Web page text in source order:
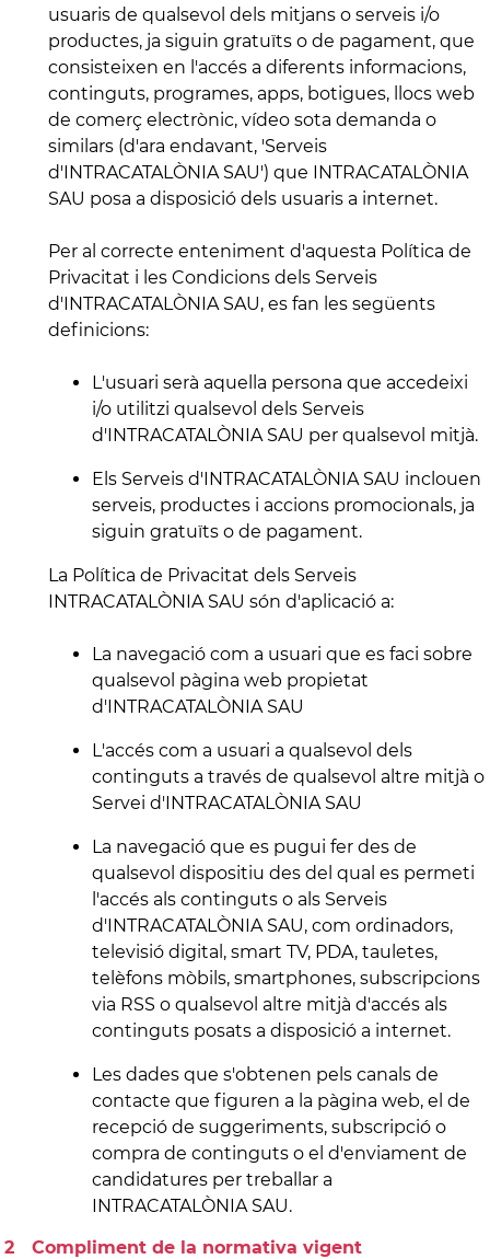
usuaris de qualsevol dels mitjans o serveis i/o
productes, ja siguin gratuïts o de pagament, que
consisteixen en l'accés a diferents informacions,
continguts, programes, apps, botigues, llocs web
de comerç electrònic, vídeo sota demanda o
similars (d'ara endavant, 'Serveis
d'INTRACATALÒNIA SAU') que INTRACATALÒNIA
SAU posa a disposició dels usuaris a internet.
Per al correcte enteniment d'aquesta Política de
Privacitat i les Condicions dels Serveis
d'INTRACATALÒNIA SAU, es fan les següents
definicions:
L'usuari serà aquella persona que accedeixi
i/o utilitzi qualsevol dels Serveis
d'INTRACATALÒNIA SAU per qualsevol mitjà.
Els Serveis d'INTRACATALÒNIA SAU inclouen
serveis, productes i accions promocionals, ja
siguin gratuïts o de pagament.
La Política de Privacitat dels Serveis
INTRACATALÒNIA SAU són d'aplicació a:
La navegació com a usuari que es faci sobre
qualsevol pàgina web propietat
d'INTRACATALÒNIA SAU
L'accés com a usuari a qualsevol dels
continguts a través de qualsevol altre mitjà o
Servei d'INTRACATALÒNIA SAU
La navegació que es pugui fer des de
qualsevol dispositiu des del qual es permeti
l'accés als continguts o als Serveis
d'INTRACATALÒNIA SAU, com ordinadors,
televisió digital, smart TV, PDA, tauletes,
telèfons mòbils, smartphones, subscripcions
via RSS o qualsevol altre mitjà d'accés als
continguts posats a disposició a internet.
Les dades que s'obtenen pels canals de
contacte que figuren a la pàgina web, el de
recepció de suggeriments, subscripció o
compra de continguts o el d'enviament de
candidatures per treballar a
INTRACATALÒNIA SAU.
Compliment de la normativa vigent